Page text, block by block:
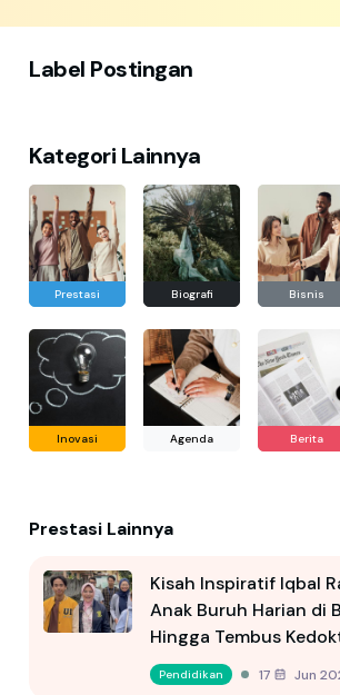
Label Postingan
Kategori Lainnya
Prestasi Biografi Bisnis
Inovasi Agenda Berita
Prestasi Lainnya
Kisah Inspiratif Iqbal
Anak Buruh Harian di
Hingga Tembus
Pendidikan 17 Jun